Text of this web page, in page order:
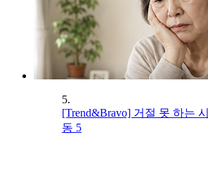
5.
[Trend&Bravo] 거절 못 하는
동 5